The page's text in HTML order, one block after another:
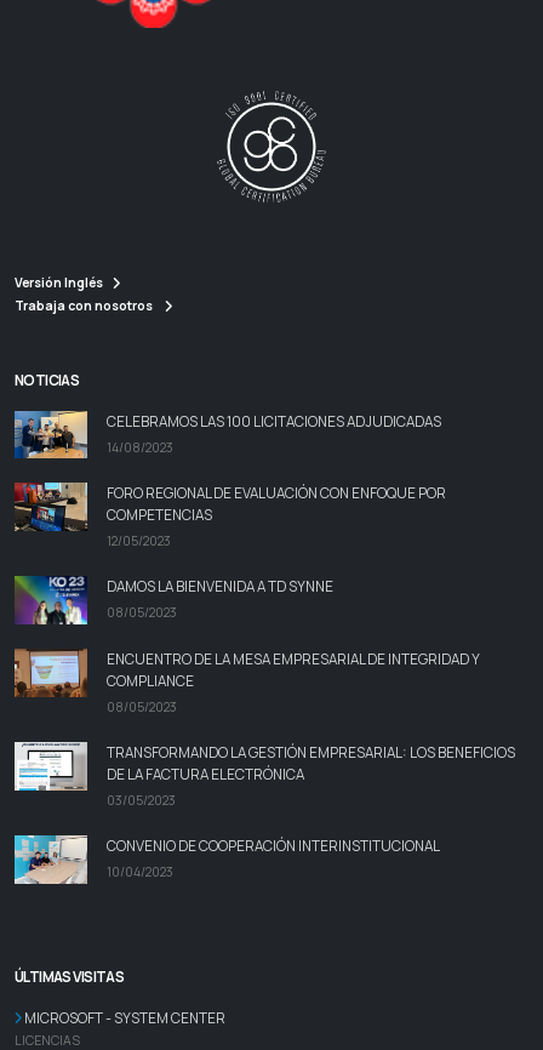
Versión Inglés
Trabaja con nosotros
NOTICIAS
CELEBRAMOS LAS 100 LICITACIONES ADJUDICADAS
14/08/2023
FORO REGIONAL DE EVALUACIÓN CON ENFOQUE POR
COMPETENCIAS
12/05/2023
DAMOS LA BIENVENIDA A TD SYNNE
08/05/2023
ENCUENTRO DE LA MESA EMPRESARIAL DE INTEGRIDAD Y
COMPLIANCE
08/05/2023
TRANSFORMANDO LA GESTIÓN EMPRESARIAL: LOS BENEFICIOS
DE LA FACTURA ELECTRÓNICA
03/05/2023
CONVENIO DE COOPERACIÓN INTERINSTITUCIONAL
10/04/2023
ÚLTIMAS VISITAS
MICROSOFT - SYSTEM CENTER
LICENCIAS